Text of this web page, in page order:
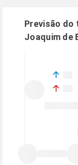
Previsão do
Joaquim de